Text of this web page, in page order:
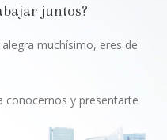
juntos?
muchísimo, eres de
conocernos y presentarte